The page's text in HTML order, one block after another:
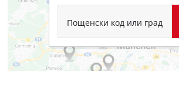
Пощенски код или град